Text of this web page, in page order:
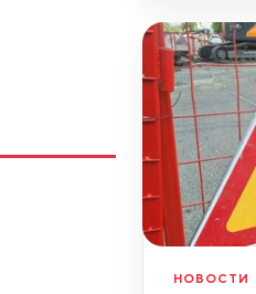
НОВОСТИ